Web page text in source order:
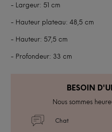
- Largeur: 51 cm
- Hauteur plateau: 48,5 cm
- Hauteur: 57,5 cm
- Profondeur: 33 cm
BESOIN
Nous sommes
Chat